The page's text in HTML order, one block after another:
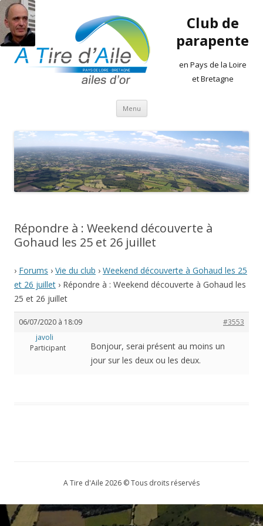
Club de
parapente
en Pays de la Loire
et Bretagne
Menu Aller
contenu
Répondre à : Weekend découverte à
Gohaud les 25 et 26 juillet
› Forums › Vie du club › Weekend découverte à Gohaud les 25
et 26 juillet › Répondre à : Weekend découverte à Gohaud les
25 et 26 juillet
06/07/2020 à 18:09
#3553
javoli
Participant
Bonjour, serai présent au moins un
jour sur les deux ou les deux.
A Tire d'Aile 2026 © Tous droits réservés